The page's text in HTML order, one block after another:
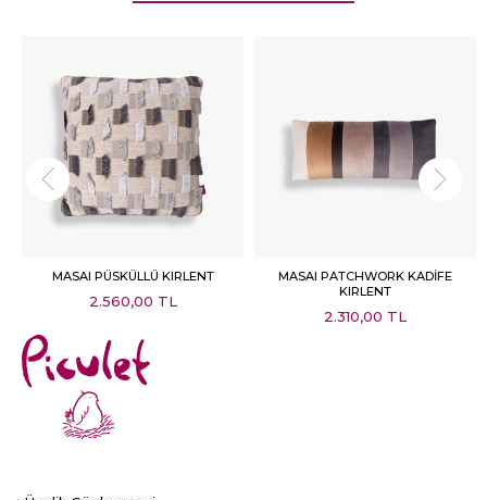
MASAI PÜSKÜLLÜ KIRLENT
2.560,00 TL
MASAI PATCHWORK KADİFE
KIRLENT
2.310,00 TL